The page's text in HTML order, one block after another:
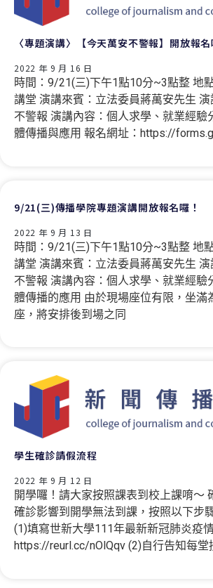
〈專題演講〉【今天萬安不警報】開放報名
2022 年 9 月 16 日
時間：9/21(三)下午1點10分~3點整 地
講堂 演講來賓：立法委員蔣萬安先生
不警報 演講內容：個人求學、就業經驗
體傳播與應用 報名網址：https://
9/21(三)傳播學院專題演講開放報名囉！
2022 年 9 月 13 日
時間：9/21(三)下午1點10分~3點整 地
講堂 演講來賓：立法委員蔣萬安先生
不警報 演講內容：個人求學、就業經驗
體傳播的應用 由於現場座位有限，坐滿
座，將安排後到場之同
學生確診請假流程
2022 年 9 月 12 日
開學囉！請大家按照課表到校上課唷～
確診影響到開學無法到課，按照以下步
(1)填寫世新大學111年最新新冠肺炎疫
https://reurl.cc/nOlQqv (2)自行告知每堂